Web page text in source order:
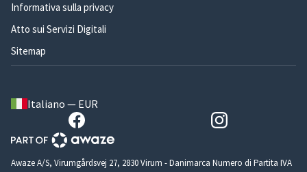
Informativa sulla privacy
Atto sui Servizi Digitali
Sitemap
Italiano — EUR
Awaze A/S, Virumgårdsvej 27, 2830 Virum - Danimarca Numero di Partita IVA